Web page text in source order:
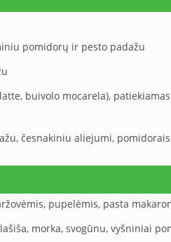
pomidorų ir pesto padažu
buivolo mocarela),
česnakiniu aliejumi,
pupelėmis, pasta
morka, svogūnu, vyšniniai